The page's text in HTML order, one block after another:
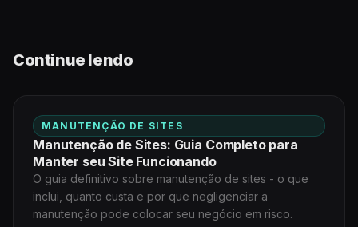
Continue lendo
MANUTENÇÃO DE SITES
Manutenção de Sites: Guia Completo para
Manter seu Site Funcionando
O guia definitivo sobre manutenção de sites - o que
inclui, quanto custa e por que negligenciar a
manutenção pode colocar seu negócio em risco.